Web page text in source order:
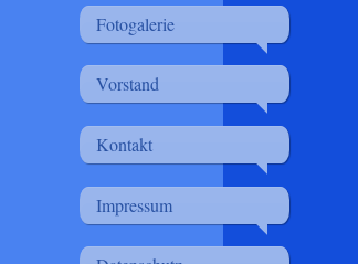
Fotogalerie
Vorstand
Kontakt
Impressum